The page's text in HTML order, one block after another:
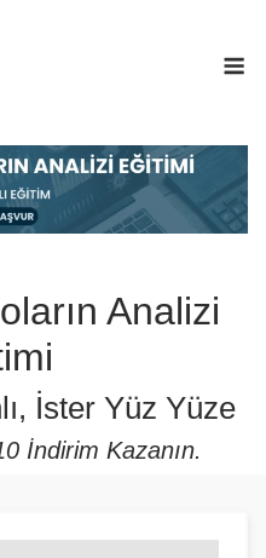
Analizi
İster Yüz Yüze
İndirim Kazanın.